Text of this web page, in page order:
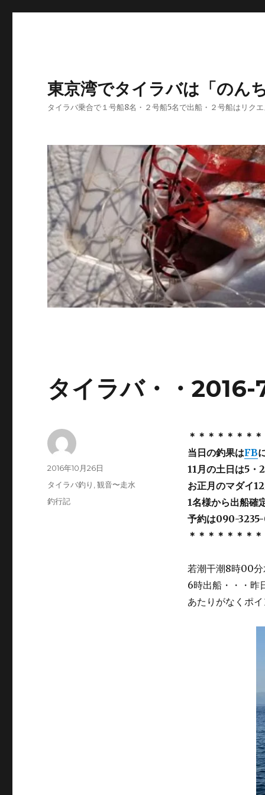
東京湾でタイラバは「のん
タイラバ乗合で１号船8名・２号船5名で出船・２号船はリク
タイラバ・・2016-
＊＊＊＊＊＊＊
当日の釣果はFB
11月の土日は5
お正月のマダイ
1名様から出船確
予約は090-
＊＊＊＊＊＊＊
若潮干潮8時00
6時出船・・・昨
あたりがなくポ
投
稿
投
稿
2016年10月26日
カ
テ
タイラバ釣り ,観音〜走水
タ
釣行記